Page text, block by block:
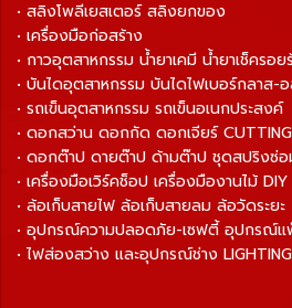
• สลิงโพลีเยสเตอร์ สลิงยกของ
• เครื่องมือก่อสร้าง
• กาวอุตสาหกรรม น้ำยาเคมี น้ำยาเช็ครอย
• บันไดอุตสาหกรรม บันไดไฟเบอร์กลาส-
• รถเข็นอุตสาหกรรม รถเข็นอเนกประสงค์
• ดอกสว่าน ดอกกัด ดอกเจียร์
• ดอกต๊าป ดายต๊าป ด้ามต๊าป ชุดสปริงซ่อ
• เครื่องมือเวิร์คช็อป เครื่องมืองานไม้ DIY
• ล้อเก็บสายไฟ ล้อเก็บสายลม ล้อวัดระยะ
• อุปกรณ์ความปลอดภัย-เซฟตี้ อุปกรณ์แ
• ไฟส่องสว่าง และอุปกรณ์ช่าง LIGHTING